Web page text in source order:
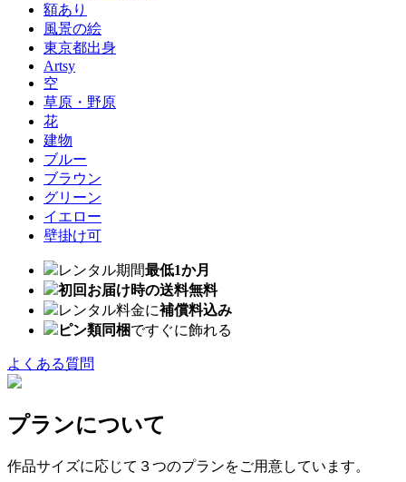
額あり
風景の絵
東京都出身
Artsy
空
草原・野原
花
建物
ブルー
ブラウン
グリーン
イエロー
壁掛け可
レンタル期間最低1か月
初回お届け時の送料無料
レンタル料金に補償料込み
ピン類同梱ですぐに飾れる
よくある質問
プランについて
作品サイズに応じて３つのプランをご用意しています。